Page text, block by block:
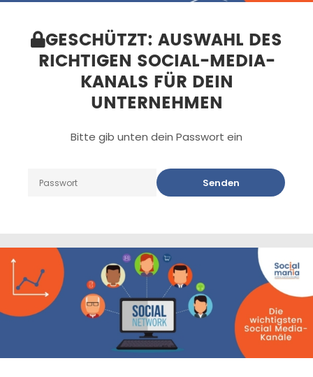
GESCHÜTZT: AUSWAHL DES
RICHTIGEN SOCIAL-MEDIA-
KANALS FÜR DEIN
UNTERNEHMEN
Bitte gib unten dein Passwort ein